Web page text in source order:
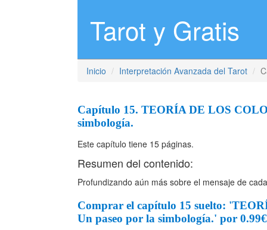
Tarot y Gratis
Inicio Interpretación Avanzada del Tarot
Capítulo 15. TEORÍA DE LOS
simbología.
Este capítulo tiene 15 páginas.
Resumen del contenido:
Profundizando aún más sobre el mensaje de
Comprar el capítulo 15 suelto:
Un paseo por la simbología.' por 0.99€